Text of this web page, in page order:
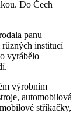
Do Čech
panu
institucí
vyrábělo
výrobním
automobilová
stříkačky,